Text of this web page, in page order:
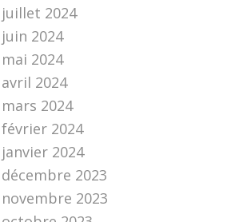
juillet 2024
juin 2024
mai 2024
avril 2024
mars 2024
février 2024
janvier 2024
décembre 2023
novembre 2023